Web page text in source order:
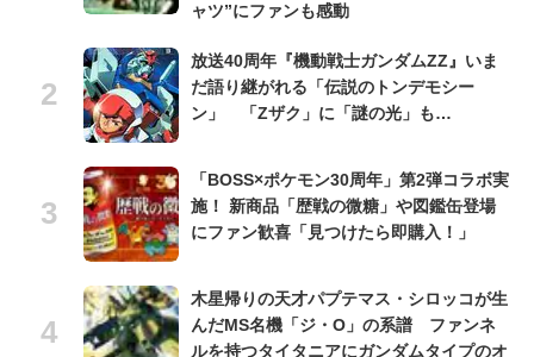
ャツ”にファンも感動
放送40周年『機動戦士ガンダムZZ』いま
だ語り継がれる「伝説のトンデモシー
ン」 「Zザク」に「謎の光」も…
「BOSS×ポケモン30周年」第2弾コラボ実
施！ 新商品「歴戦の微糖」や図鑑缶登場
にファン歓喜「見つけたら即購入！」
木星帰りの天才パプテマス・シロッコが生
んだMS名機「ジ・O」の系譜 ファンネ
ルを持つタイタニアにガンダムタイプのオ